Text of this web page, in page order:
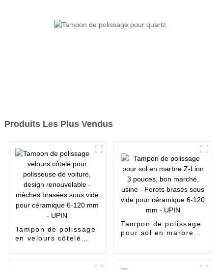
Produits Les Plus Vendus
Tampon de polissage
en velours côtelé
Tampon de polissage
pour sol en marbre
vide pour céramique